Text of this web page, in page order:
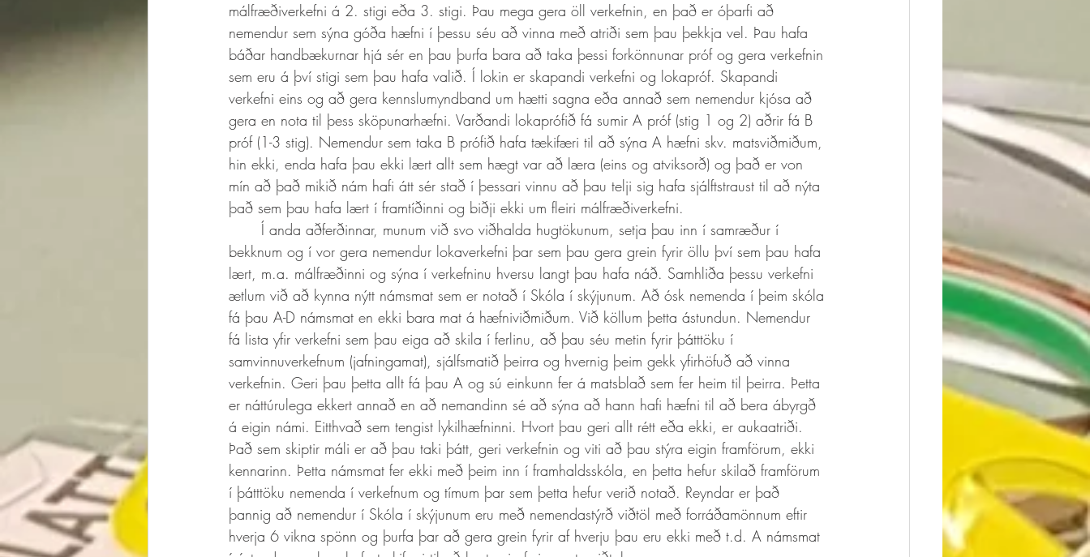
málfræðiverkefni á 2. stigi eða 3. stigi. Þau mega gera öll verkefnin, en það er óþarfi að
nemendur sem sýna góða hæfni í þessu séu að vinna með atriði sem þau þekkja vel. Þau hafa
báðar handbækurnar hjá sér en þau þurfa bara að taka þessi forkönnunar próf og gera verkefnin
sem eru á því stigi sem þau hafa valið. Í lokin er skapandi verkefni og lokapróf. Skapandi
verkefni eins og að gera kennslumyndband um hætti sagna eða annað sem nemendur kjósa að
gera en nota til þess sköpunarhæfni. Varðandi lokaprófið fá sumir A próf (stig 1 og 2) aðrir fá B
próf (1-3 stig). Nemendur sem taka B prófið hafa tækifæri til að sýna A hæfni skv. matsviðmiðum,
hin ekki, enda hafa þau ekki lært allt sem hægt var að læra (eins og atviksorð) og það er von
mín að það mikið nám hafi átt sér stað í þessari vinnu að þau telji sig hafa sjálftstraust til að nýta
það sem þau hafa lært í framtíðinni og biðji ekki um fleiri málfræðiverkefni.
bekknum og í vor gera nemendur lokaverkefni þar sem þau gera grein fyrir öllu því sem þau hafa
lært, m.a. málfræðinni og sýna í verkefninu hversu langt þau hafa náð. Samhliða þessu verkefni
ætlum við að kynna nýtt námsmat sem er notað í Skóla í skýjunum. Að ósk nemenda í þeim skóla
fá þau A-D námsmat en ekki bara mat á hæfniviðmiðum. Við köllum þetta ástundun. Nemendur
fá lista yfir verkefni sem þau eiga að skila í ferlinu, að þau séu metin fyrir þátttöku í
samvinnuverkefnum (jafningamat), sjálfsmatið þeirra og hvernig þeim gekk yfirhöfuð að vinna
verkefnin. Geri þau þetta allt fá þau A og sú einkunn fer á matsblað sem fer heim til þeirra. Þetta
er náttúrulega ekkert annað en að nemandinn sé að sýna að hann hafi hæfni til að bera ábyrgð
á eigin námi. Eitthvað sem tengist lykilhæfninni. Hvort þau geri allt rétt eða ekki, er aukaatriði.
Það sem skiptir máli er að þau taki þátt, geri verkefnin og viti að þau stýra eigin framförum, ekki
kennarinn. Þetta námsmat fer ekki með þeim inn í framhaldsskóla, en þetta hefur skilað framförum
í þátttöku nemenda í verkefnum og tímum þar sem þetta hefur verið notað. Reyndar er það
þannig að nemendur í Skóla í skýjunum eru með nemendastýrð viðtöl með forráðamönnum eftir
hverja 6 vikna spönn og þurfa þar að gera grein fyrir af hverju þau eru ekki með t.d. A námsmat